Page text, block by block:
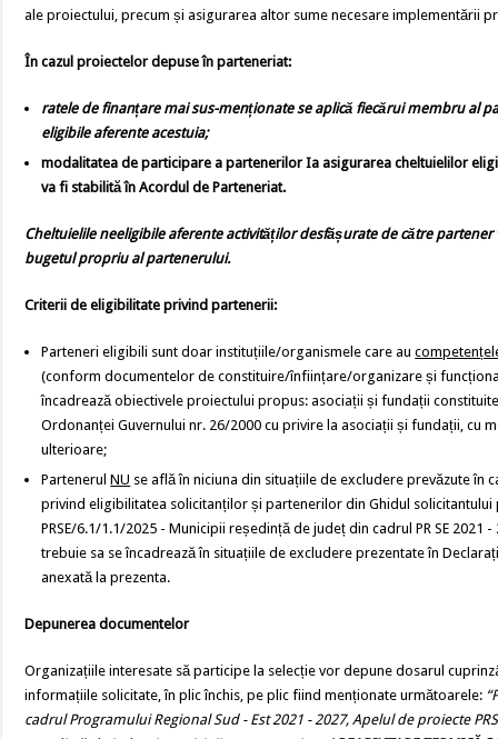
ale proiectului, precum și asigurarea altor sume necesare implementării
În cazul proiectelor depuse în parteneriat:
ratele de finanțare mai sus-menționate se aplică fiecărui membru al
eligibile aferente acestuia;
modalitatea de participare a partenerilor Ia asigurarea cheltuielilor
va fi stabilită în Acordul de Parteneriat.
Cheltuielile neeligibile aferente activităților desfășurate de către
bugetul propriu al partenerului.
Criterii de eligibilitate privind partenerii:
Parteneri eligibili sunt doar instituțiile/organismele care au
(conform documentelor de constituire/înființare/organizare și
încadrează obiectivele proiectului propus: asociații și fundații
Ordonanței Guvernului nr. 26/2000 cu privire la asociații și fundații, cu
ulterioare;
PartenerulNU se află în niciuna din situațiile de excludere prevăzute în
privind eligibilitatea solicitanților și partenerilor din Ghidul
PRSE/6.1/1.1/2025 - Municipii reședință de județ din cadrul PR SE 2021
trebuie sa se încadrează în situațiile de excludere prezentate în
anexată la prezenta.
Depunerea documentelor
Organizațiile interesate să participe la selecție vor depune dosarul
informațiile solicitate, în plic închis, pe plic fiind menționate următoarele:
cadrul Programului Regional Sud - Est 2021 - 2027, Apelul de proiecte